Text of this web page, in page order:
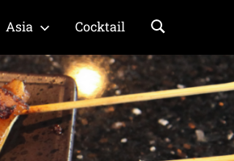
Asia Cocktail